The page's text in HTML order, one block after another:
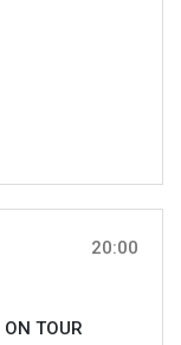
20:00
ON TOUR